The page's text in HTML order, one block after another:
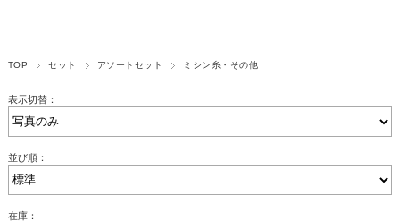
TOP セット アソートセット ミシン糸・その他
表示切替：
並び順：
在庫：